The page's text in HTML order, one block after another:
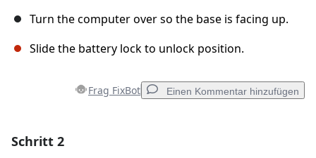
Turn the computer over so the base is facing up.
Slide the battery lock to unlock position.
Frag FixBot Einen Kommentar hinzufügen
Schritt 2